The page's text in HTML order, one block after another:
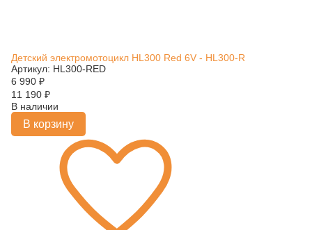
Детский электромотоцикл HL300 Red 6V - HL300-R
Артикул: HL300-RED
6 990 ₽
11 190 ₽
В наличии
В корзину